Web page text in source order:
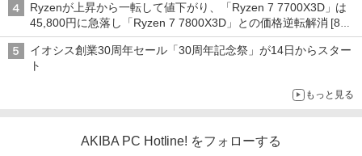
Ryzenが上昇から一転して値下がり、「Ryzen 7 7700X3D」は
45,800円に急落し「Ryzen 7 7800X3D」との価格逆転解消 [8月
前半のCPU価格]
イオシス創業30周年セール「30周年記念祭」が14日からスター
ト
もっと見る
AKIBA PC Hotline! をフォローする